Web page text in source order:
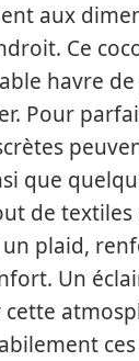
aux
Ce
havre de
Pour
que
de
plaid,
Un